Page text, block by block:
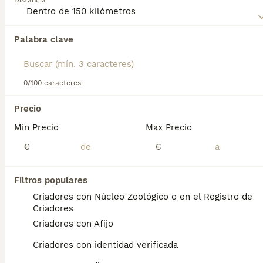
Palabra clave
0/100 caracteres
Precio
Min Precio
€
Max Precio
€
Filtros populares
Criadores con Núcleo Zoológico o en el Registro de
Criadores
Criadores con Afijo
Criadores con identidad verificada
perro.Encontramos 0 Caniche Mediano Perros en
Si deseas exactamente esta búsqueda guarda tu
búsqueda y espera el resultado perfecto:
Preguntas frecuentes
¿Cuánto vale un caniche
mediano?
El coste de adquisición de esta raza puede
variar según factores como el pedigrí, la
reputación del criador y la ubicación